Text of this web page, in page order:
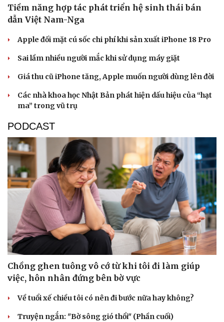
Thể thao
Bóng đá
Lịch thi đấu bóng đá
Thế giới thể thao
eSports
Hậu trường
Ô tô - Xe máy
Ô tô
Xe máy
Tư vấn
Tiềm năng hợp tác phát triển hệ sinh thái bán
dẫn Việt Nam-Nga
Apple đối mặt cú sốc chi phí khi sản xuất iPhone 18 Pro
Sai lầm nhiều người mắc khi sử dụng máy giặt
Giá thu cũ iPhone tăng, Apple muốn người dùng lên đời
Các nhà khoa học Nhật Bản phát hiện dấu hiệu của “hạt
ma” trong vũ trụ
PODCAST
Chồng ghen tuông vô cớ từ khi tôi đi làm giúp
việc, hôn nhân đứng bên bờ vực
Về tuổi xế chiều tôi có nên đi bước nữa hay không?
Truyện ngắn: "Bờ sông gió thổi" (Phần cuối)